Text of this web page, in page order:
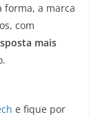
forma, a marca
com
mais
e fique por